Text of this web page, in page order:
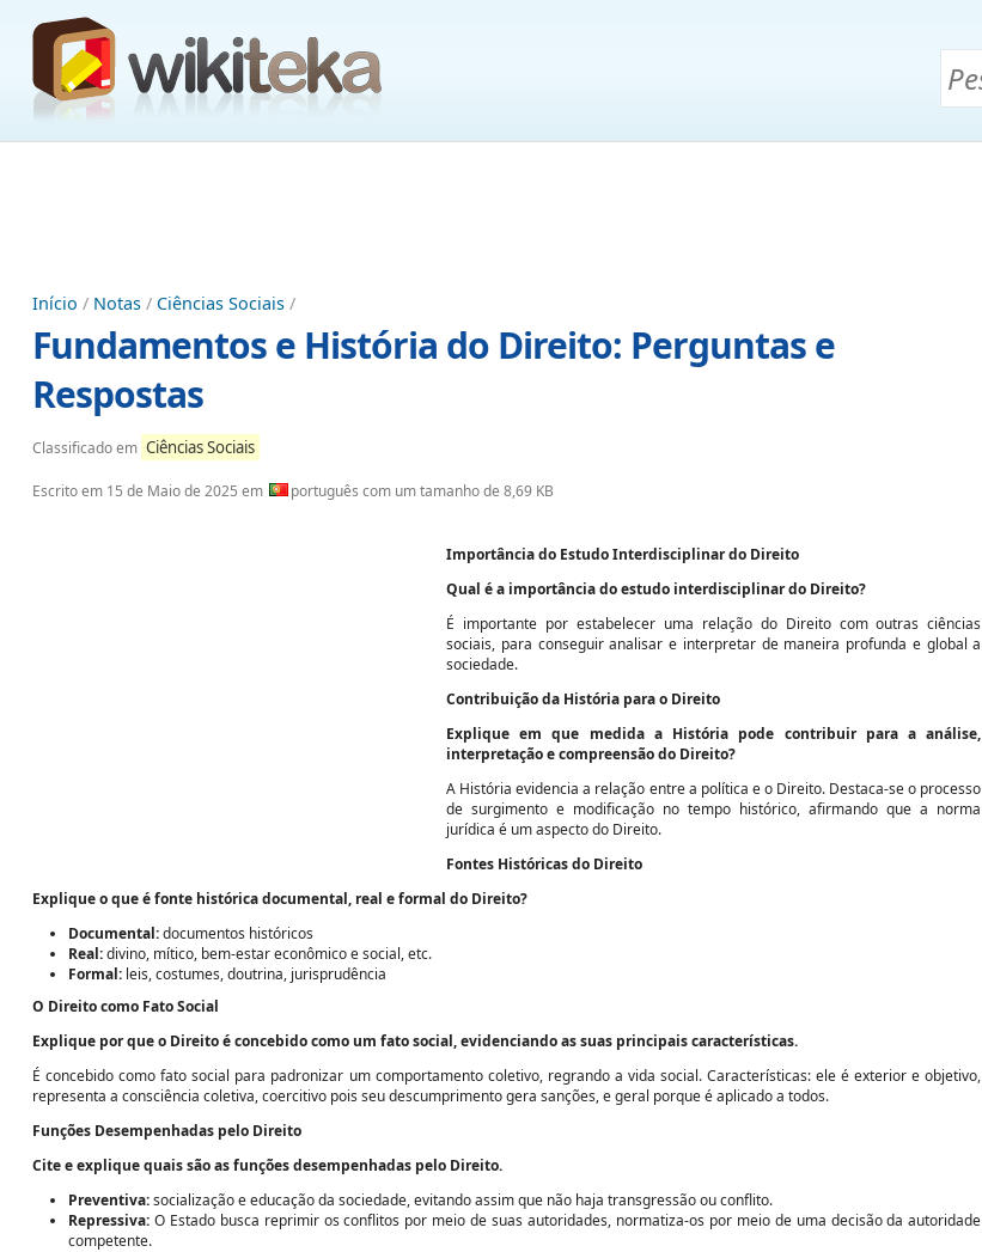
Início / Notas / Ciências Sociais /
Fundamentos e História do Direito: Perguntas e
Respostas
Classificado em Ciências Sociais
Escrito em 15 de Maio de 2025 em português com um tamanho de 8,69 KB
Importância do Estudo Interdisciplinar do Direito
Qual é a importância do estudo interdisciplinar do Direito?
É importante por estabelecer uma relação do Direito com outras ciências
sociais, para conseguir analisar e interpretar de maneira profunda e global a
sociedade.
Contribuição da História para o Direito
Explique em que medida a História pode contribuir para a análise,
interpretação e compreensão do Direito?
A História evidencia a relação entre a política e o Direito. Destaca-se o processo
de surgimento e modificação no tempo histórico, afirmando que a norma
jurídica é um aspecto do Direito.
Fontes Históricas do Direito
Explique o que é fonte histórica documental, real e formal do Direito?
Documental:documentos históricos
Real:divino, mítico, bem-estar econômico e social, etc.
Formal: leis, costumes, doutrina, jurisprudência
O Direito como Fato Social
Explique por que o Direito é concebido como um fato social, evidenciando as suas principais características.
É concebido como fato social para padronizar um comportamento coletivo, regrando a vida social. Características: ele é exterior e objetivo,
representa a consciência coletiva, coercitivo pois seu descumprimento gera sanções, e geral porque é aplicado a todos.
Funções Desempenhadas pelo Direito
Cite e explique quais são as funções desempenhadas pelo Direito.
Preventiva:socialização e educação da sociedade, evitando assim que não haja transgressão ou conflito.
Repressiva: O Estado busca reprimir os conflitos por meio de suas autoridades, normatiza-os por meio de uma decisão da autoridade
competente.